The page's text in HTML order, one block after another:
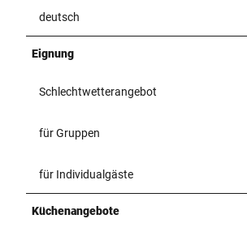
deutsch
Eignung
Schlechtwetterangebot
für Gruppen
für Individualgäste
Küchenangebote